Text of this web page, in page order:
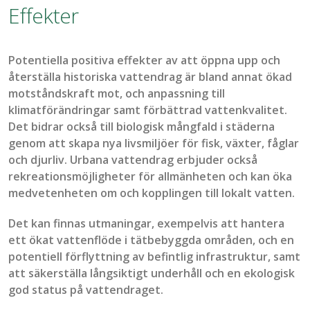
Effekter
Potentiella positiva effekter av att öppna upp och
återställa historiska vattendrag är bland annat ökad
motståndskraft mot, och anpassning till
klimatförändringar samt förbättrad vattenkvalitet.
Det bidrar också till biologisk mångfald i städerna
genom att skapa nya livsmiljöer för fisk, växter, fåglar
och djurliv. Urbana vattendrag erbjuder också
rekreationsmöjligheter för allmänheten och kan öka
medvetenheten om och kopplingen till lokalt vatten.
Det kan finnas utmaningar, exempelvis att hantera
ett ökat vattenflöde i tätbebyggda områden, och en
potentiell förflyttning av befintlig infrastruktur, samt
att säkerställa långsiktigt underhåll och en ekologisk
god status på vattendraget.